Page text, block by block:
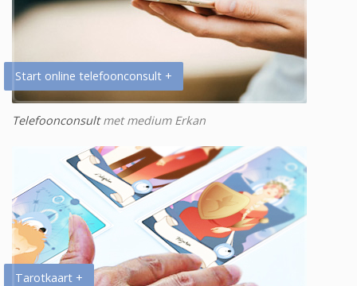
Start online telefoonconsult +
Telefoonconsultmet medium Erkan
Tarotkaart +